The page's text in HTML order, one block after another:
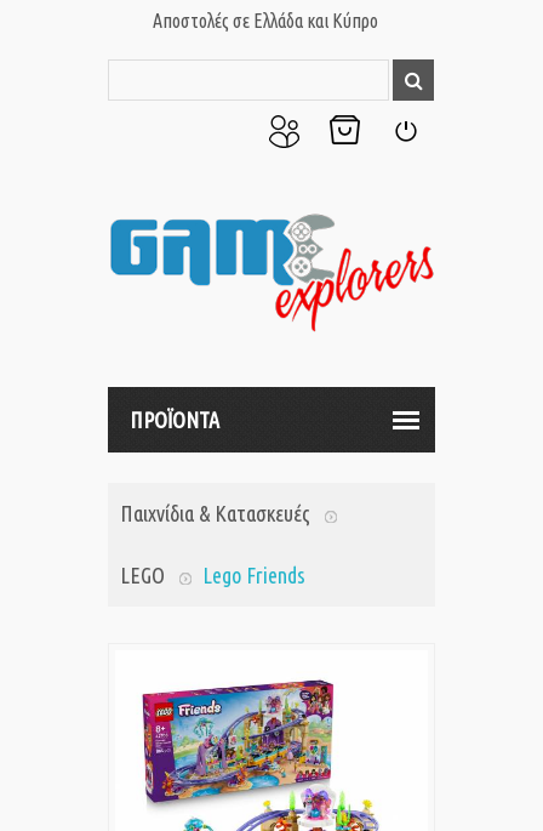
Αποστολές σε Ελλάδα και Κύπρο
μου
ΠΡΟΪΟΝΤΑ
Παιχνίδια & Κατασκευές
LEGO Lego Friends